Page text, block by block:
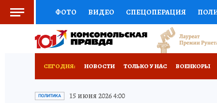
ФОТО ВИДЕО СПЕЦОПЕРАЦИЯ
СОЦПОДДЕРЖКА НАУКА СПОРТ
СЕГОДНЯ: НОВОСТИ ТОЛЬКО У НАС ВОЕНКОРЫ
РАЗРУШЕНИЕ КАХОВСКОЙ ГЭС
ПОЛИТИКА 15 июня 2026 4:00